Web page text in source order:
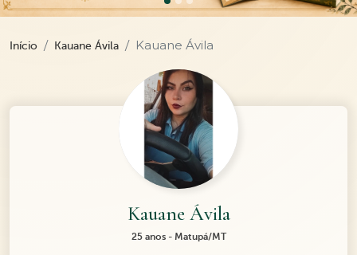
Início Kauane Ávila Kauane Ávila
Kauane Ávila
25 anos - Matupá/MT